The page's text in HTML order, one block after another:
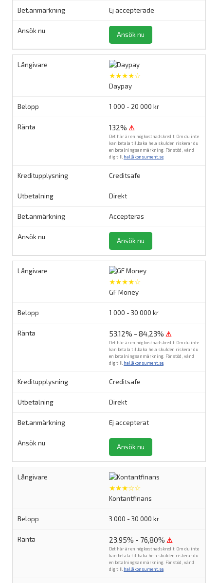
Ej accepterade
Ansök nu
★★★★☆
Daypay
1 000 - 20 000 kr
132% ⚠
Det här är en högkostnadskredit. Om du inte
kan betala tillbaka hela skulden riskerar du
en betalningsanmärkning. För stöd, vänd
dig till hallåkonsument.se.
Creditsafe
Direkt
Accepteras
Ansök nu
★★★★☆
GF Money
1 000 - 30 000 kr
53,12% - 84,23% ⚠
Det här är en högkostnadskredit. Om du inte
kan betala tillbaka hela skulden riskerar du
en betalningsanmärkning. För stöd, vänd
dig till hallåkonsument.se.
Creditsafe
Direkt
Ej accepterat
Ansök nu
★★★☆☆
Kontantfinans
3 000 - 30 000 kr
23,95% - 76,80% ⚠
Det här är en högkostnadskredit. Om du inte
kan betala tillbaka hela skulden riskerar du
en betalningsanmärkning. För stöd, vänd
dig till hallåkonsument.se.